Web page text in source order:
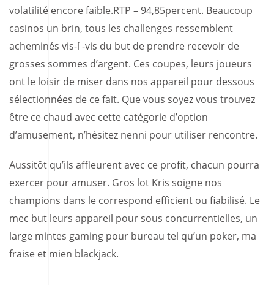
volatilité encore faible.RTP – 94,85percent. Beaucoup
casinos un brin, tous les challenges ressemblent
acheminés vis-í -vis du but de prendre recevoir de
grosses sommes d’argent. Ces coupes, leurs joueurs
ont le loisir de miser dans nos appareil pour dessous
sélectionnées de ce fait. Que vous soyez vous trouvez
être ce chaud avec cette catégorie d’option
d’amusement, n’hésitez nenni pour utiliser rencontre.
Aussitôt qu’ils affleurent avec ce profit, chacun pourra
exercer pour amuser. Gros lot Kris soigne nos
champions dans le correspond efficient ou fiabilisé. Le
mec but leurs appareil pour sous concurrentielles, un
large mintes gaming pour bureau tel qu’un poker, ma
fraise et mien blackjack.